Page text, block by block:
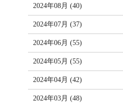
2024年08月 (40)
2024年07月 (37)
2024年06月 (55)
2024年05月 (55)
2024年04月 (42)
2024年03月 (48)